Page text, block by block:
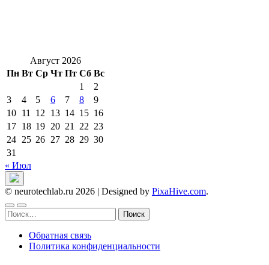
Август 2026
Пн Вт Ср Чт Пт Сб Вс
1
2
3
4 5 6 7 8
9
10 11 12 13 14 15 16
17 18 19 20 21 22 23
24 25 26 27 28 29 30
31
« Июл
© neurotechlab.ru 2026 | Designed by PixaHive.com.
Найти:
Обратная связь
Политика конфиденциальности